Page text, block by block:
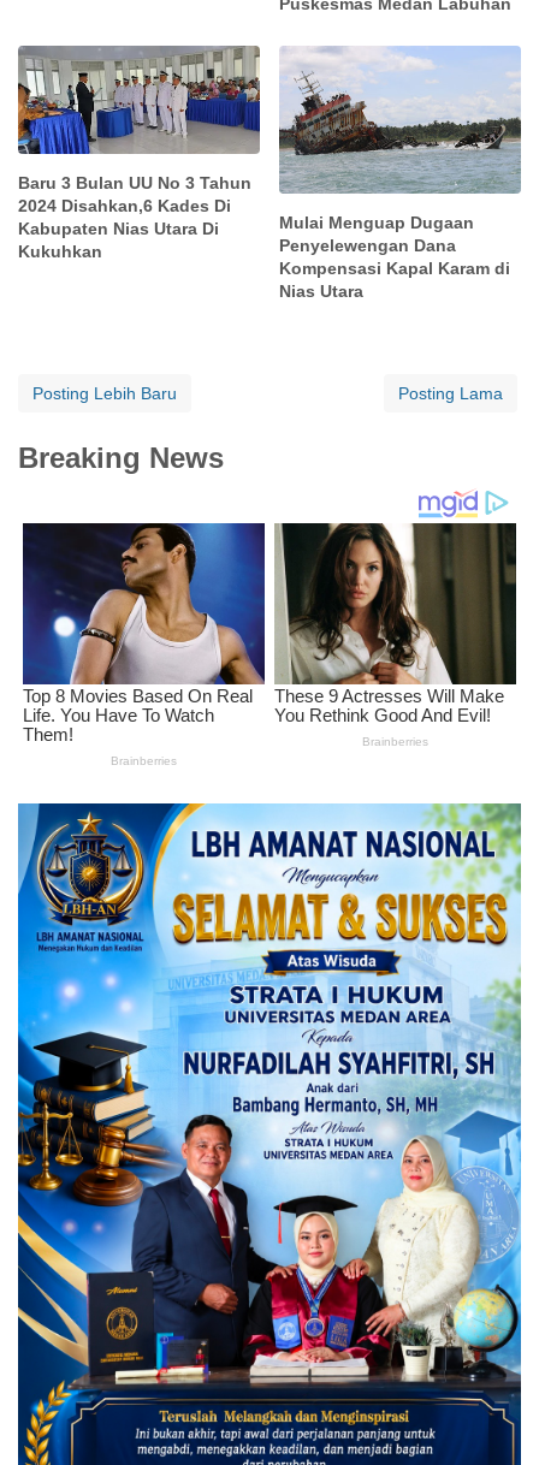
Baru 3 Bulan UU No 3 Tahun
2024 Disahkan,6 Kades Di
Kabupaten Nias Utara Di
Kukuhkan
Mulai Menguap Dugaan
Penyelewengan Dana
Kompensasi Kapal Karam di
Nias Utara
Posting Lebih Baru Posting Lama
Breaking News